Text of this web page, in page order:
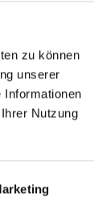
zu können
unserer
Informationen
Nutzung